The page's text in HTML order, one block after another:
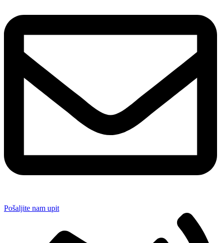
Pošaljite nam upit